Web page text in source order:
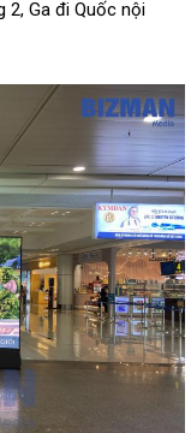
2, Ga đi Quốc nội